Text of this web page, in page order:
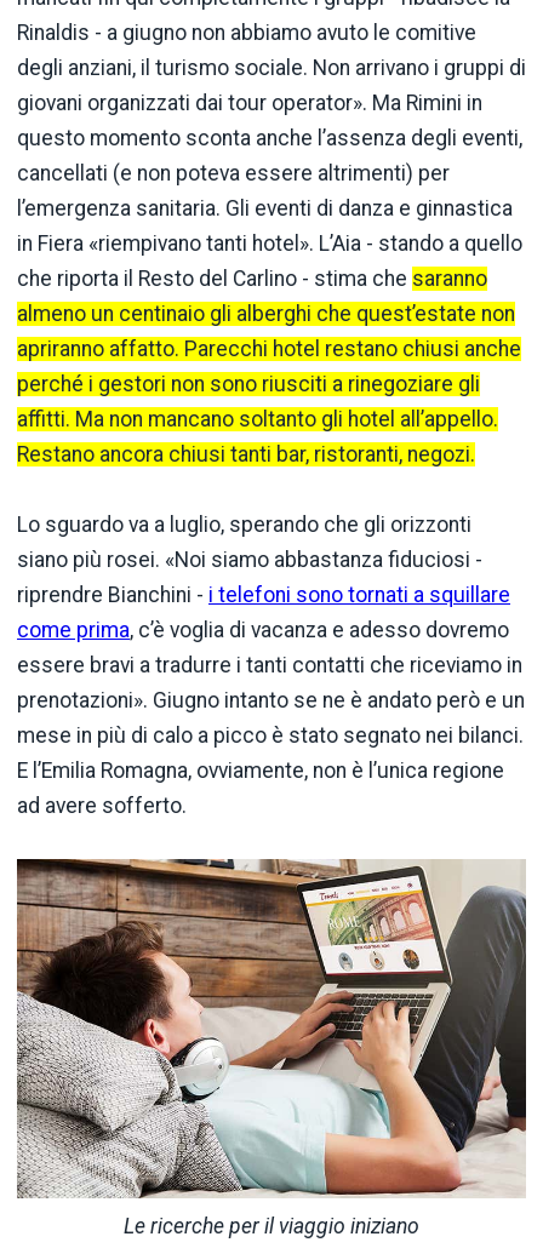
Rinaldis - a giugno non abbiamo avuto le comitive
degli anziani, il turismo sociale. Non arrivano i gruppi di
giovani organizzati dai tour operator». Ma Rimini in
questo momento sconta anche l’assenza degli eventi,
cancellati (e non poteva essere altrimenti) per
l’emergenza sanitaria. Gli eventi di danza e ginnastica
in Fiera «riempivano tanti hotel». L’Aia - stando a quello
che riporta il Resto del Carlino - stima che saranno
almeno un centinaio gli alberghi che quest’estate non
apriranno affatto. Parecchi hotel restano chiusi anche
perché i gestori non sono riusciti a rinegoziare gli
affitti. Ma non mancano soltanto gli hotel all’appello.
Restano ancora chiusi tanti bar, ristoranti, negozi.
Lo sguardo va a luglio, sperando che gli orizzonti
siano più rosei. «Noi siamo abbastanza fiduciosi -
riprendre Bianchini - i telefoni sono tornati a squillare
come prima, c’è voglia di vacanza e adesso dovremo
essere bravi a tradurre i tanti contatti che riceviamo in
prenotazioni». Giugno intanto se ne è andato però e un
mese in più di calo a picco è stato segnato nei bilanci.
E l’Emilia Romagna, ovviamente, non è l’unica regione
ad avere sofferto.
Le ricerche per il viaggio iniziano